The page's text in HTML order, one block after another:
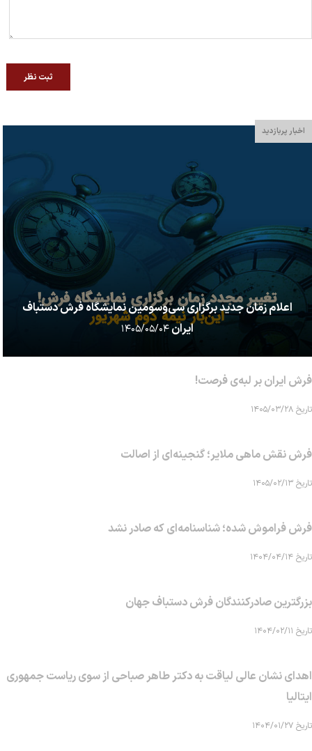
ثبت نظر
اخبار پربازدید
اعلام زمان جدید برگزاری سی‌وسومین نمایشگاه فرش دستباف
ایران۱۴۰۵/۰۵/۰۴
فرش ایران بر لبه‌ی فرصت!
تاریخ ۱۴۰۵/۰۳/۲۸
فرش نقش ماهی‌ ملایر؛ گنجینه‌ای از اصالت
تاریخ ۱۴۰۵/۰۲/۱۳
فرش فراموش شده؛ شناسنامه‌ای که صادر نشد
تاریخ ۱۴۰۴/۰۴/۱۴
بزرگترین صادرکنندگان فرش دستباف جهان
تاریخ ۱۴۰۴/۰۲/۱۱
اهدای نشان عالی لیاقت به دکتر طاهر صباحی از سوی ریاست جمهوری
ایتالیا
تاریخ ۱۴۰۴/۰۱/۲۷